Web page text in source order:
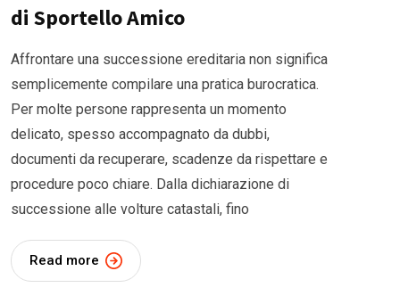
di Sportello Amico
Affrontare una successione ereditaria non significa
semplicemente compilare una pratica burocratica.
Per molte persone rappresenta un momento
delicato, spesso accompagnato da dubbi,
documenti da recuperare, scadenze da rispettare e
procedure poco chiare. Dalla dichiarazione di
successione alle volture catastali, fino
Read more